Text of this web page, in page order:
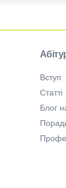
Вступ
Статті
Блог